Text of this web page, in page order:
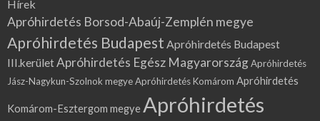
Hírek
Apróhirdetés Borsod-Abaúj-Zemplén megye
Apróhirdetés Budapest Apróhirdetés Budapest
III.kerületApróhirdetés Egész MagyarországApróhirdetés
Jász-Nagykun-Szolnok megyeApróhirdetés Komárom Apróhirdetés
Komárom-Esztergom megye Apróhirdetés